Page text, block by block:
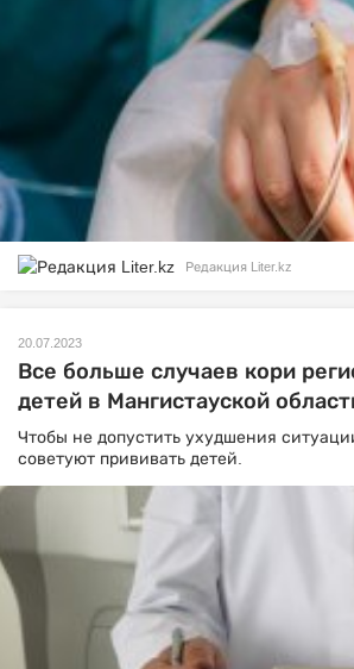
Редакция Liter.kz
20.07.2023
Все больше случаев кори
детей в Мангистауской
Чтобы не допустить ухудшения
советуют прививать детей.